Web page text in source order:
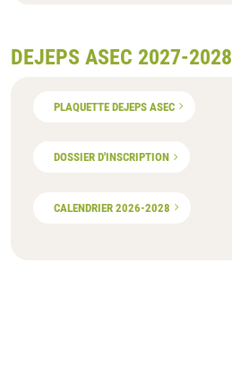
DEJEPS ASEC 2027-2028
PLAQUETTE DEJEPS ASEC
DOSSIER D'INSCRIPTION
CALENDRIER 2026-2028